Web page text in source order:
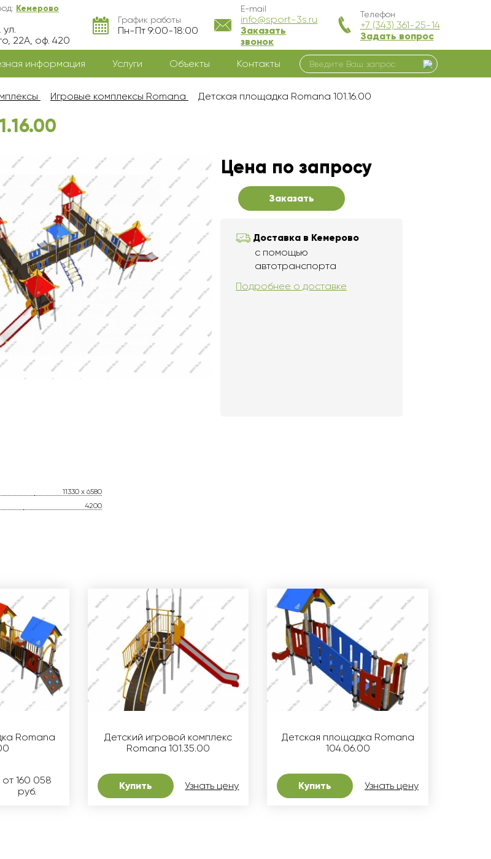
Кемерово
ул.
22А, оф. 420
График работы
Пн-Пт 9:00-18:00
E-mail
info@sport-3s.ru
Заказать
звонок
Телефон
+7 (343) 361-25-14
Задать вопрос
информация Услуги Объекты Контакты
Игровые комплексы Romana Детская площадка Romana 101.16.00
Цена по запросу
Заказать
Доставка в Кемерово
с помощью
автотранспорта
Подробнее о доставке
11330 х 6580
4200
Romana
от 160 058
руб.
Детский игровой комплекс
Romana 101.35.00
Купить Узнать цену
Детская площадка Romana
104.06.00
Купить Узнать цену